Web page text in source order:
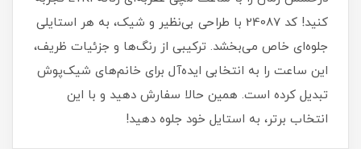
کنید! کد 24087 با طراحی بی‌نظیر و شیک، به هر استایلی
جلوه‌ای خاص می‌بخشد. ترکیبی از رنگ‌ها و جزئیات ظریف،
این ساعت را به انتخابی ایده‌آل برای خانم‌های شیک‌پوش
تبدیل کرده است. همین حالا سفارش دهید و با این
انتخاب برتر، به استایل خود جلوه دهید!